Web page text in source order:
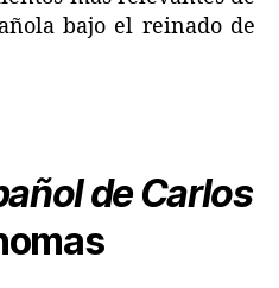
bajo el reinado de
de Carlos